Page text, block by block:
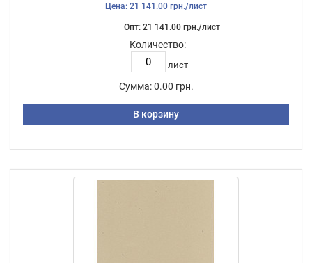
Цена: 21 141.00 грн./лист
Опт: 21 141.00 грн./лист
Количество:
лист
Сумма: 0.00 грн.
В корзину